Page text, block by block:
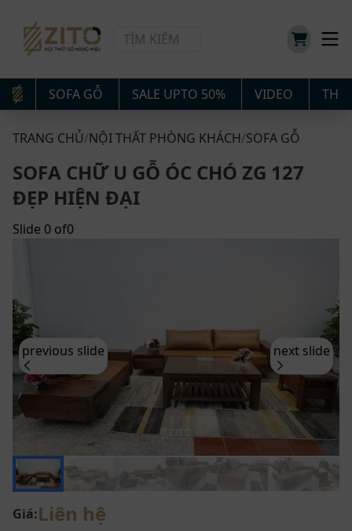
SOFA GỖ SALE UPTO 50% VIDEO
TRANG CHỦ/NỘI THẤT PHÒNG KHÁCH/SOFA GỖ
SOFA CHỮ U GỖ ÓC CHÓ ZG 127
ĐẸP HIỆN ĐẠI
Slide 0 of0
previous slide next slide
Giá:Liên hệ